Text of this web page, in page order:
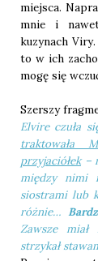
miejsca.
mnie i
kuzynach
to w ich
mogę się
Szerszy
Elvire czuła
traktowała
przyjaciółek–
między nimi
siostrami lub
różnie…
Zawsze
strzykał